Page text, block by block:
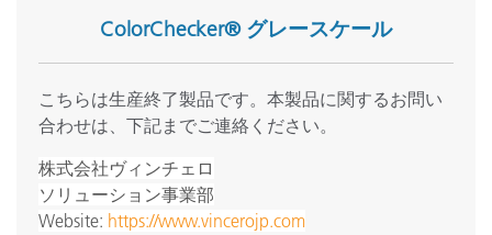
ColorChecker® グレースケール
こちらは生産終了製品です。本製品に関するお問い
合わせは、下記までご連絡ください。
株式会社ヴィンチェロ
ソリューション事業部
Website: https://www.vincerojp.com